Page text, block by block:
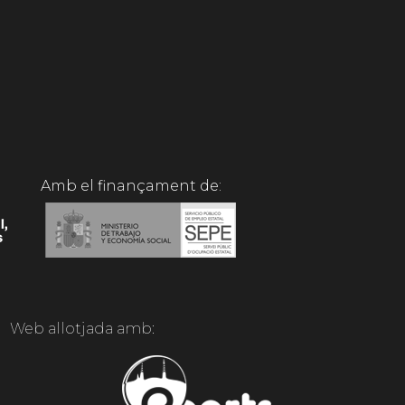
Amb el finançament de:
Web allotjada amb: